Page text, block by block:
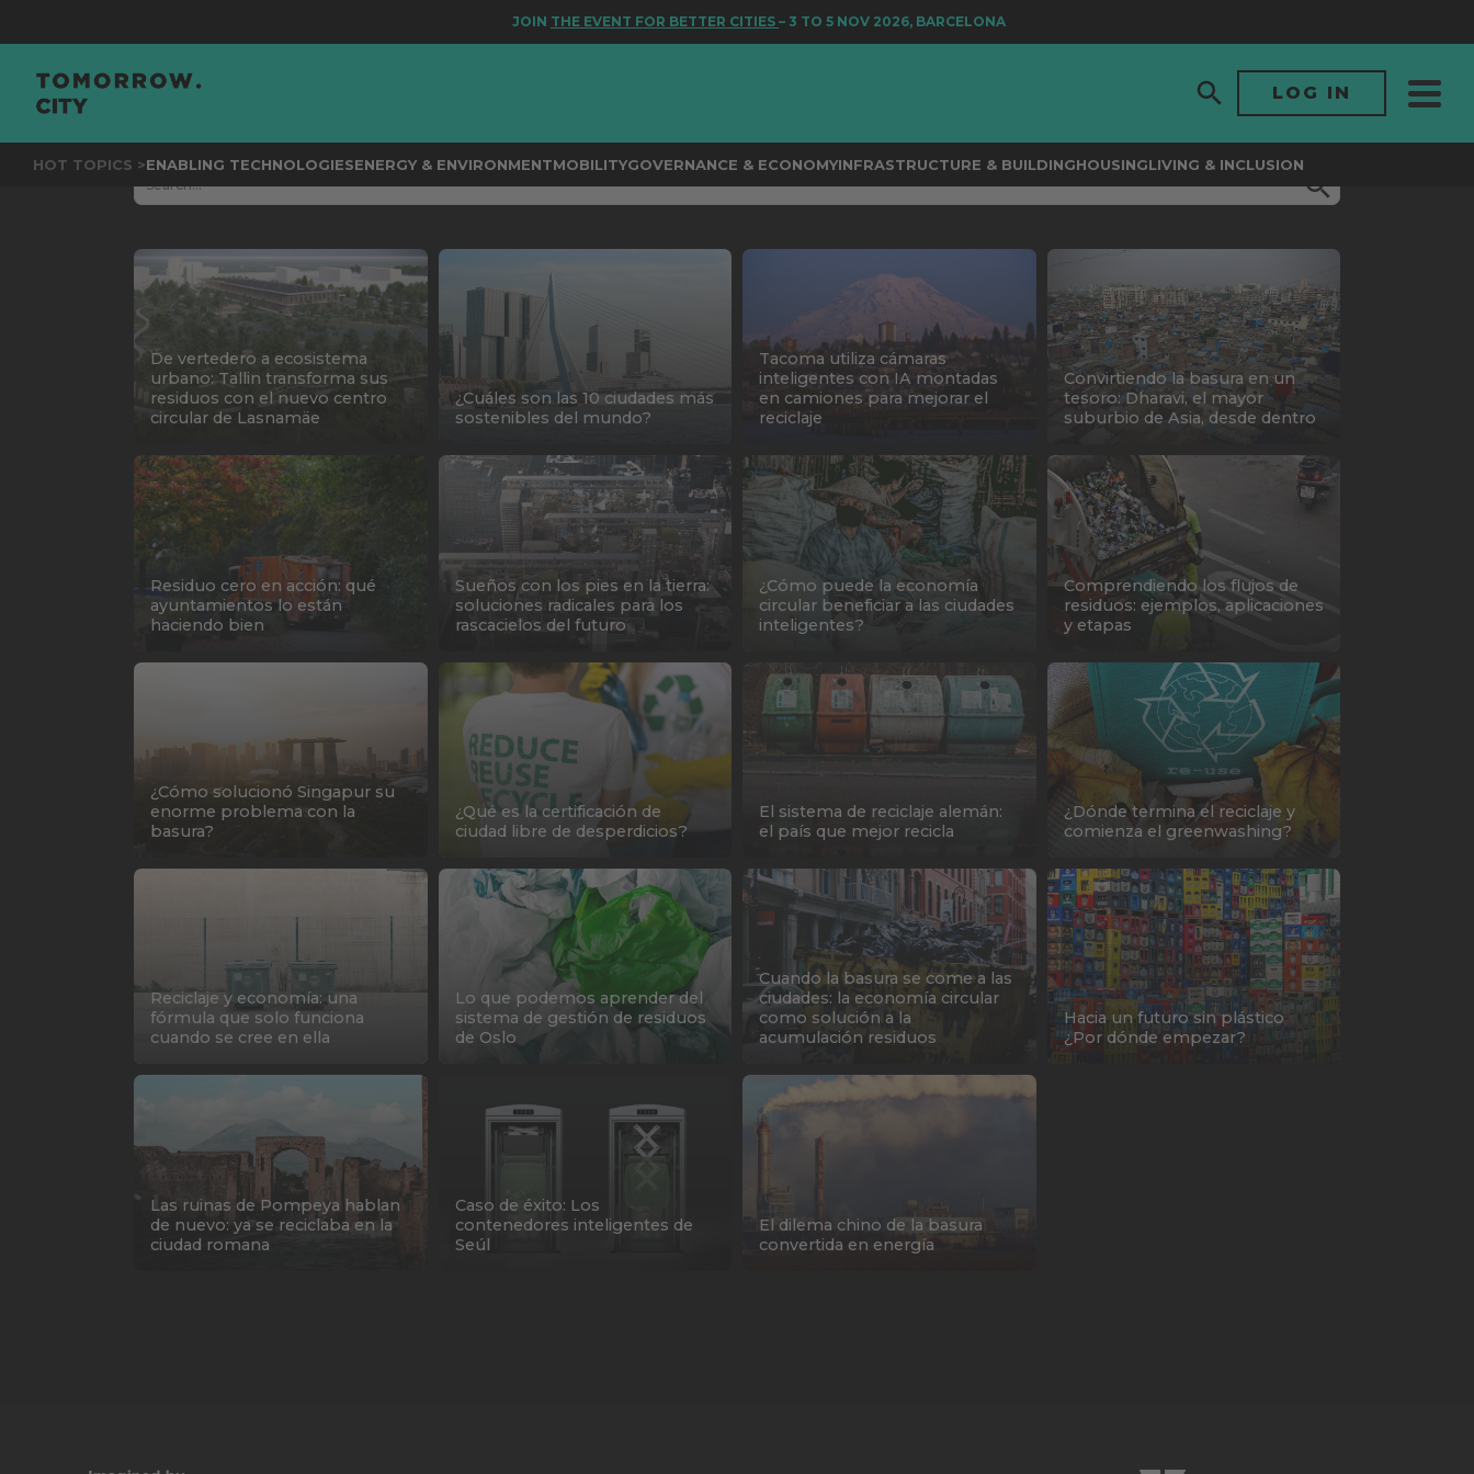
THE EVENT FOR BETTER CITIES – 3 TO 5 NOV 2026, BARCELONA
LOG IN
HOT TOPICS >ENABLING TECHNOLOGIESENERGY & ENVIRONMENTMOBILITYGOVERNANCE & ECONOMYINFRASTRUCTURE & BUILDINGHOUSINGLIVING & INCLUSION
De vertedero a ecosistema
urbano: Tallin transforma sus
residuos con el nuevo centro
circular de Lasnamäe
¿Cuáles son las 10 ciudades más
sostenibles del mundo?
Tacoma utiliza cámaras
inteligentes con IA montadas
en camiones para mejorar el
reciclaje
Convirtiendo la basura en un
tesoro: Dharavi, el mayor
suburbio de Asia, desde dentro
Residuo cero en acción: qué
ayuntamientos lo están
haciendo bien
Sueños con los pies en la tierra:
soluciones radicales para los
rascacielos del futuro
¿Cómo puede la economía
circular beneficiar a las ciudades
inteligentes?
Comprendiendo los flujos de
residuos: ejemplos, aplicaciones
y etapas
¿Cómo solucionó Singapur su
enorme problema con la
basura?
¿Qué es la certificación de
ciudad libre de desperdicios?
El sistema de reciclaje alemán:
el país que mejor recicla
¿Dónde termina el reciclaje y
comienza el greenwashing?
Reciclaje y economía: una
fórmula que solo funciona
cuando se cree en ella
Lo que podemos aprender del
sistema de gestión de residuos
de Oslo
Cuando la basura se come a las
ciudades: la economía circular
como solución a la
acumulación residuos
Hacia un futuro sin plástico
¿Por dónde empezar?
Las ruinas de Pompeya hablan
de nuevo: ya se reciclaba en la
ciudad romana
Caso de éxito: Los
contenedores inteligentes de
Seúl
El dilema chino de la basura
convertida en energía